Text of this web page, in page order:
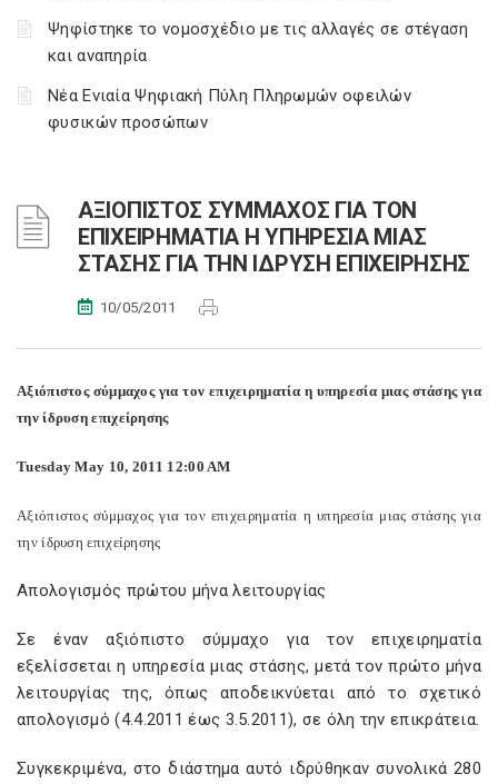
Ψηφίστηκε το νομοσχέδιο με τις αλλαγές σε στέγαση
και αναπηρία
Νέα Ενιαία Ψηφιακή Πύλη Πληρωμών οφειλών
φυσικών προσώπων
ΑΞΙΟΠΙΣΤΟΣ ΣΥΜΜΑΧΟΣ ΓΙΑ ΤΟΝ
ΕΠΙΧΕΙΡΗΜΑΤΙΑ Η ΥΠΗΡΕΣΙΑ ΜΙΑΣ
ΣΤΑΣΗΣ ΓΙΑ ΤΗΝ ΙΔΡΥΣΗ ΕΠΙΧΕΙΡΗΣΗΣ
10/05/2011
Αξιόπιστος σύμμαχος για τον επιχειρηματία η υπηρεσία μιας στάσης για
την ίδρυση επιχείρησης
Tuesday May 10, 2011 12:00 AM
Αξιόπιστος σύμμαχος για τον επιχειρηματία η υπηρεσία μιας στάσης για
την ίδρυση επιχείρησης
Απολογισμός πρώτου μήνα λειτουργίας
Σε έναν αξιόπιστο σύμμαχο για τον επιχειρηματία
εξελίσσεται η υπηρεσία μιας στάσης, μετά τον πρώτο μήνα
λειτουργίας της, όπως αποδεικνύεται από το σχετικό
απολογισμό (4.4.2011 έως 3.5.2011), σε όλη την επικράτεια.
Συγκεκριμένα, στο διάστημα αυτό ιδρύθηκαν συνολικά 280